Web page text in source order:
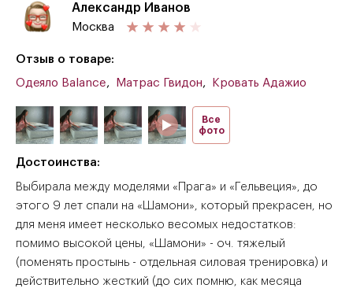
Александр Иванов
Москва
Отзыв о товаре:
Одеяло Balance, Матрас Гвидон, Кровать Адажио
Все
фото
Достоинства:
Выбирала между моделями «Прага» и «Гельвеция», до
этого 9 лет спали на «Шамони», который прекрасен, но
для меня имеет несколько весомых недостатков:
помимо высокой цены, «Шамони» - оч. тяжелый
(поменять простынь - отдельная силовая тренировка) и
действительно жесткий (до сих помню, как месяца